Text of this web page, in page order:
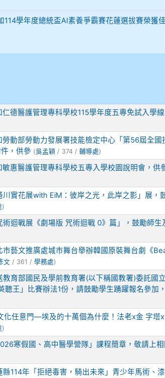
學年度總統盃AI素養爭霸賽花蓮選拔賽榮獲
仁德醫護管理專科學校115學年度五專免試入學
勞動部勞動力發展署技能檢定中心「第56屆全國
，供參 (吳孟穎/ 374 / 輔導處)
敏惠醫護管理專科學校五專入學校園說明會，供
川實花展with EiM：彼岸之光，此岸之影」展，
)
術迴戰展《劇場版 咒術迴戰 0》篇」，鼓勵師
市藝文推廣處城市舞台舉辦韓國原裝舞台劇《
文/ 361 / 學務處)
教育部國民及學前教育署(以下稱國教署)委託國
聽王」比賽辦法1份，請鼓勵學生踴躍報名參加
化任意門—埃及的十萬個為什麼！法老x金 字塔
)
寒假國、高中醫學營隊」課程簡章，敬請上
縣114年「拒絕毒害，騎出未來」青少年馬術、